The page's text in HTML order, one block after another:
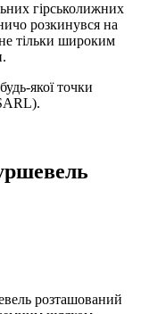
гірськолижних
розкинувся на
тільки широким
якої точки
розташований